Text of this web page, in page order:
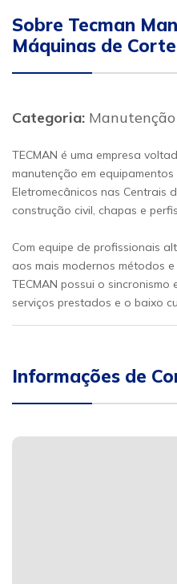
Sobre Tecman
Máquinas de
Categoria:
TECMAN é uma empresa
manutenção em
Eletromecânicos nas Centrais
construção civil, chapas e
Com equipe de profissionais
aos mais modernos métodos
TECMAN possui o
serviços prestados e o baixo
Informações de